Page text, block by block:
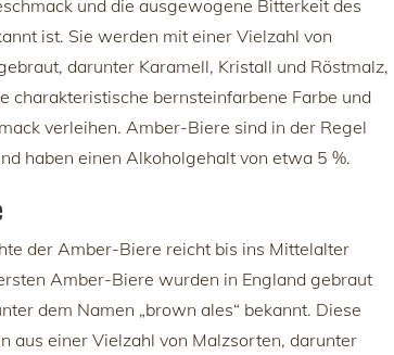
und die ausgewogene Bitterkeit des
ist. Sie werden mit einer Vielzahl von
darunter Karamell, Kristall und Röstmalz,
charakteristische bernsteinfarbene Farbe und
verleihen. Amber-Biere sind in der Regel
haben einen Alkoholgehalt von etwa 5 %.
der Amber-Biere reicht bis ins Mittelalter
Amber-Biere wurden in England gebraut
dem Namen „brown ales“ bekannt. Diese
aus einer Vielzahl von Malzsorten, darunter